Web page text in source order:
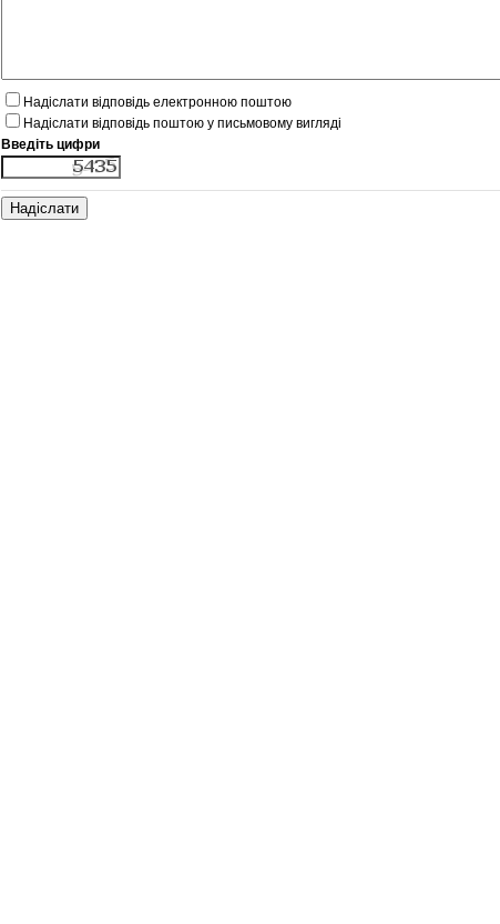
Надіслати відповідь електронною поштою
Надіслати відповідь поштою у письмовому вигляді
Введіть цифри